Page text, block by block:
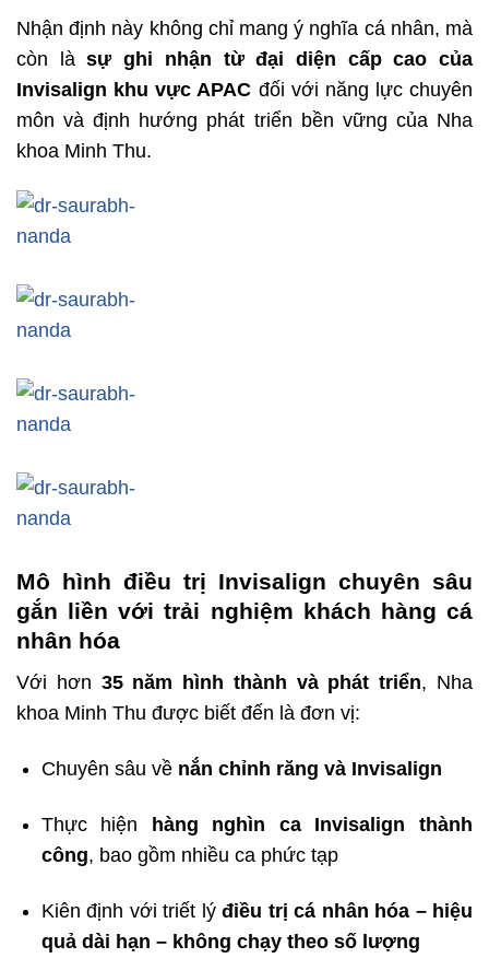
Nhận định này không chỉ mang ý nghĩa cá nhân, mà
còn làsự ghi nhận từ đại diện cấp cao của
Invisalign khu vực APAC đối với năng lực chuyên
môn và định hướng phát triển bền vững của Nha
khoa Minh Thu.
Mô hình điều trị Invisalign chuyên sâu
gắn liền với trải nghiệm khách hàng cá
nhân hóa
Với hơn 35 năm hình thành và phát triển, Nha
khoa Minh Thu được biết đến là đơn vị:
Chuyên sâu về nắn chỉnh răng và Invisalign
Thực hiện hàng nghìn ca Invisalign thành
công, bao gồm nhiều ca phức tạp
Kiên định với triết lýđiều trị cá nhân hóa – hiệu
quả dài hạn – không chạy theo số lượng